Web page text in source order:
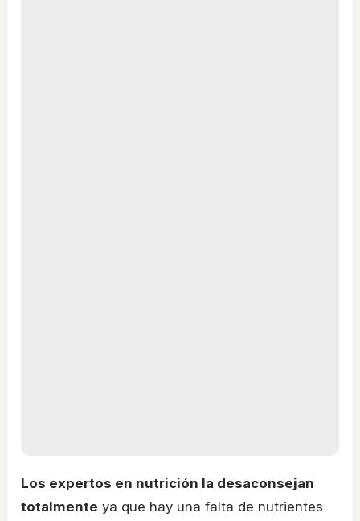
Los expertos en nutrición la desaconsejan
totalmente ya que hay una falta de nutrientes